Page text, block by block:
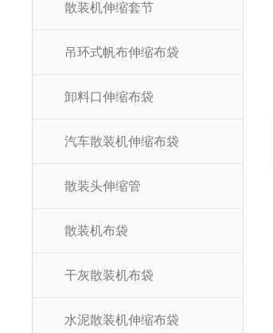
散装机伸缩套节
吊环式帆布伸缩布袋
卸料口伸缩布袋
汽车散装机伸缩布袋
散装头伸缩管
散装机布袋
干灰散装机布袋
水泥散装机伸缩布袋